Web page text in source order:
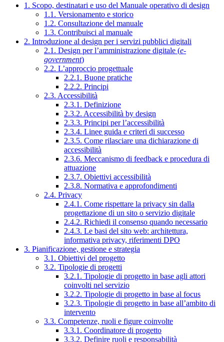
1. Scopo, destinatari e uso del Manuale operativo di design
1.1. Versionamento e storico
1.2. Consultazione del manuale
1.3. Contribuisci al manuale
2. Introduzione al design per i servizi pubblici digitali
2.1. Design per l’amministrazione digitale (e-
government)
2.2. L’approccio progettuale
2.2.1. Buone pratiche
2.2.2. Principi
2.3. Accessibilità
2.3.1. Definizione
2.3.2. Accessibilità by design
2.3.3. Principi per l’accessibilità
2.3.4. Linee guida e criteri di successo
2.3.5. Come rilasciare una dichiarazione di
accessibilità
2.3.6. Meccanismo di feedback e procedura di
attuazione
2.3.7. Obiettivi accessibilità
2.3.8. Normativa e approfondimenti
2.4. Privacy
2.4.1. Come rispettare la privacy sin dalla
progettazione di un sito o servizio digitale
2.4.2. Richiedi il consenso quando necessario
2.4.3. Le basi del sito web: architettura,
informativa privacy, riferimenti DPO
3. Pianificazione, gestione e strategia
3.1. Obiettivi del progetto
3.2. Tipologie di progetti
3.2.1. Tipologie di progetto in base agli attori
coinvolti nel servizio
3.2.2. Tipologie di progetto in base al focus
3.2.3. Tipologie di progetto in base all’ambito di
intervento
3.3. Competenze, ruoli e figure coinvolte
3.3.1. Coordinatore di progetto
3.3.2. Definire ruoli e responsabilità